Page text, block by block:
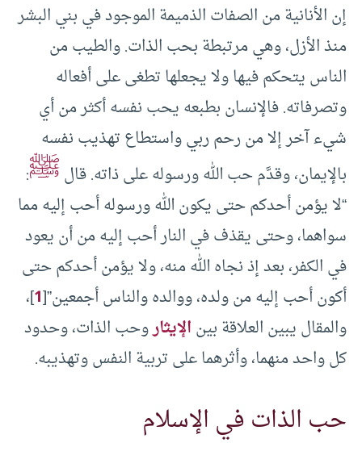
إن الأنانية من الصفات الذميمة الموجود في بني البشر
منذ الأزل، وهي مرتبطة بحب الذات. والطيب من
الناس يتحكم فيها ولا يجعلها تطغى على أفعاله
وتصرفاته. فالإنسان بطبعه يحب نفسه أكثر من أي
شيء آخر إلا من رحم ربي واستطاع تهذيب نفسه
بالإيمان، وقدَّم حب الله ورسوله على ذاته. قالﷺ:
“لا يؤمن أحدكم حتى يكون الله ورسوله أحب إليه مما
سواهما، وحتى يقذف في النار أحب إليه من أن يعود
في الكفر، بعد إذ نجاه الله منه، ولا يؤمن أحدكم حتى
أكون أحب إليه من ولده، ووالده والناس أجمعين”[1]،
والمقال يبين العلاقة بينالإيثاروحب الذات، وحدود
كل واحد منهما، وأثرهما على تربية النفس وتهذيبه.
حب الذات في الإسلام